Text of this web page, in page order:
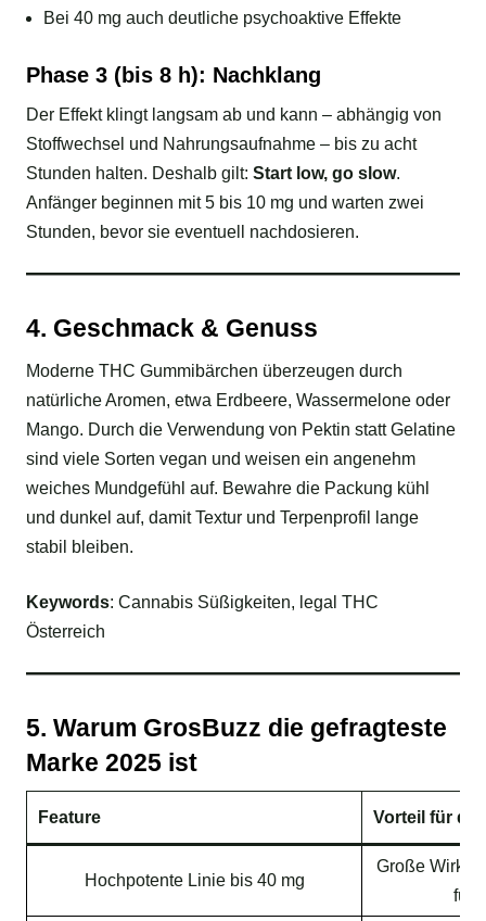
Bei 40 mg auch deutliche psychoaktive Effekte
Phase 3 (bis 8 h): Nachklang
Der Effekt klingt langsam ab und kann – abhängig von
Stoffwechsel und Nahrungsaufnahme – bis zu acht
Stunden halten. Deshalb gilt: Start low, go slow.
Anfänger beginnen mit 5 bis 10 mg und warten zwei
Stunden, bevor sie eventuell nachdosieren.
4. Geschmack & Genuss
Moderne THC Gummibärchen überzeugen durch
natürliche Aromen, etwa Erdbeere, Wassermelone oder
Mango. Durch die Verwendung von Pektin statt Gelatine
sind viele Sorten vegan und weisen ein angenehm
weiches Mundgefühl auf. Bewahre die Packung kühl
und dunkel auf, damit Textur und Terpenprofil lange
stabil bleiben.
Keywords: Cannabis Süßigkeiten, legal THC
Österreich
5. Warum GrosBuzz die gefragteste
Marke 2025 ist
Feature Vorteil für
Hochpotente Linie bis 40 mg
Große
für